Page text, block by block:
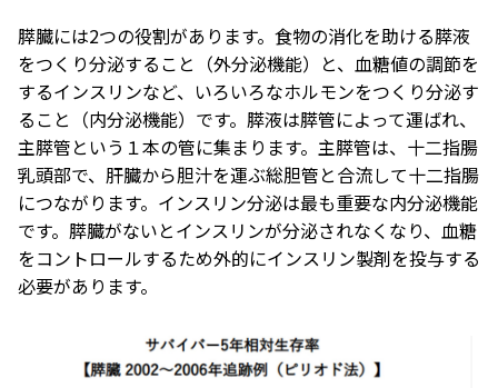
膵臓には2つの役割があります。食物の消化を助ける膵液
をつくり分泌すること（外分泌機能）と、血糖値の調節を
するインスリンなど、いろいろなホルモンをつくり分泌す
ること（内分泌機能）です。膵液は膵管によって運ばれ、
主膵管という１本の管に集まります。主膵管は、十二指腸
乳頭部で、肝臓から胆汁を運ぶ総胆管と合流して十二指腸
につながります。インスリン分泌は最も重要な内分泌機能
です。膵臓がないとインスリンが分泌されなくなり、血糖
をコントロールするため外的にインスリン製剤を投与する
必要があります。